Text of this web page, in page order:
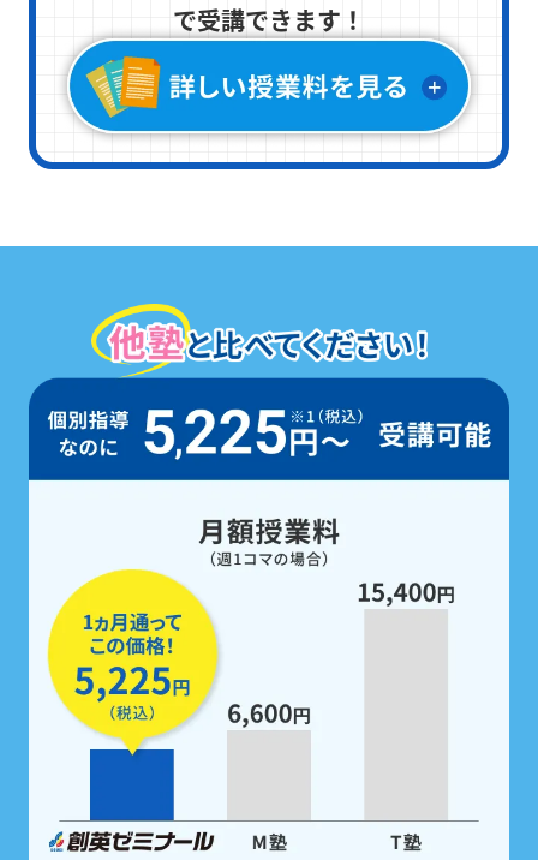
5教科すべての勉強を
無料で支援。
家庭学習用教材も配布！
勉強にご活用いただけます。
学校ごとのテスト範囲に絞った
「あなた専用の問題集」
で受講できます！